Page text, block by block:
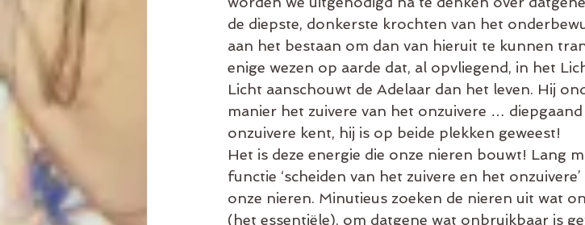
de diepste, donkerste krochten van het
aan het bestaan om dan van hieruit te kunnen
enige wezen op aarde dat, al opvliegend, in het
Licht aanschouwt de Adelaar dan het leven. Hij
manier het zuivere van het onzuivere …
onzuivere kent, hij is op beide plekken geweest!
Het is deze energie die onze nieren bouwt! Lang
functie ‘scheiden van het zuivere en het
onze nieren. Minutieus zoeken de nieren uit wat
(het essentiële), om datgene wat onbruikbaar is